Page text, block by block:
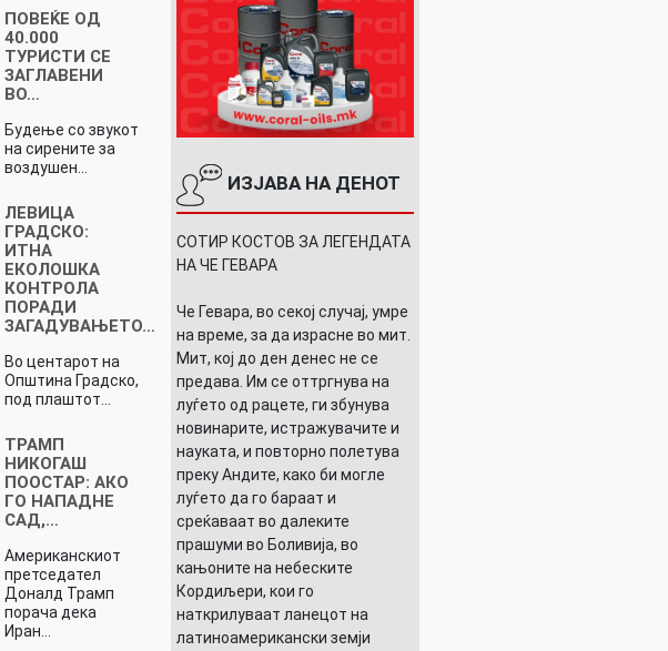
ПОВЕЌЕ ОД
40.000
ТУРИСТИ СЕ
ЗАГЛАВЕНИ
ВО…
Будење со звукот
на сирените за
воздушен…
ЛЕВИЦА
ГРАДСКО:
ИТНА
ЕКОЛОШКА
КОНТРОЛА
ПОРАДИ
ЗАГАДУВАЊЕТО…
Во центарот на
Општина Градско,
под плаштот…
ТРАМП
НИКОГАШ
ПООСТАР: АКО
ГО НАПАДНЕ
САД,…
Американскиот
претседател
Доналд Трамп
порача дека
Иран…
ИЗЈАВА НА ДЕНОТ
СОТИР КОСТОВ ЗА ЛЕГЕНДАТА
НА ЧЕ ГЕВАРА
Че Гевара, во секој случај, умре
на време, за да израсне во мит.
Мит, кој до ден денес не се
предава. Им се оттргнува на
луѓето од рацете, ги збунува
новинарите, истражувачите и
науката, и повторно полетува
преку Андите, како би могле
луѓето да го бараат и
среќаваат во далеките
прашуми во Боливија, во
кањоните на небеските
Кордиљери, кои го
наткрилуваат ланецот на
латиноамерикански земји